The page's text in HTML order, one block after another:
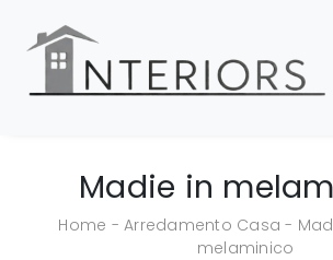
Madie in
Home - Arredamento Casa -
melaminico